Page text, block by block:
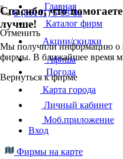
8 (86141) 5-03-88
Отменить
Спасибо, что
лучше!
Мы получили информацию о
фирмы. В ближайшее время
Вернуться к фирме
Главная
Каталог фирм
Акции/скидки
Афиша
Погода
Карта города
Личный кабинет
Моб.приложение
Вход
Фирмы на карте